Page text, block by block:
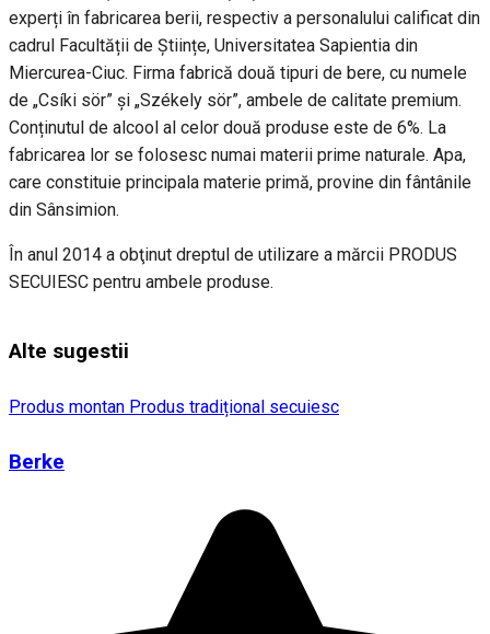
experți în fabricarea berii, respectiv a personalului calificat din
cadrul Facultății de Științe, Universitatea Sapientia din
Miercurea-Ciuc. Firma fabrică două tipuri de bere, cu numele
de „Csíki sör” și „Székely sör”, ambele de calitate premium.
Conținutul de alcool al celor două produse este de 6%. La
fabricarea lor se folosesc numai materii prime naturale. Apa,
care constituie principala materie primă, provine din fântânile
din Sânsimion.
În anul 2014 a obţinut dreptul de utilizare a mărcii PRODUS
SECUIESC pentru ambele produse.
Alte sugestii
Produs montan Produs tradițional secuiesc
Berke